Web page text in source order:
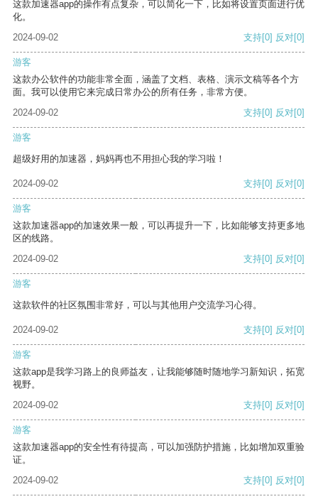
这款加速器app的操作有点复杂，可以简化一下，比如将设置页面进行优
化。
2024-09-02
支持[0] 反对[0]
游客
这款办公软件的功能非常全面，涵盖了文档、表格、演示文稿等各个方
面。我可以使用它来完成日常办公的所有任务，非常方便。
2024-09-02
支持[0] 反对[0]
游客
超级好用的加速器，妈妈再也不用担心我的学习啦！
2024-09-02 支持[0] 反对[0]
游客
这款加速器app的加速效果一般，可以再提升一下，比如能够支持更多地
区的线路。
2024-09-02
支持[0] 反对[0]
游客
这款软件的社区氛围非常好，可以与其他用户交流学习心得。
2024-09-02 支持[0] 反对[0]
游客
这款app是我学习路上的良师益友，让我能够随时随地学习新知识，拓宽
视野。
2024-09-02
支持[0] 反对[0]
游客
这款加速器app的安全性有待提高，可以加强防护措施，比如增加双重验
证。
2024-09-02
支持[0] 反对[0]